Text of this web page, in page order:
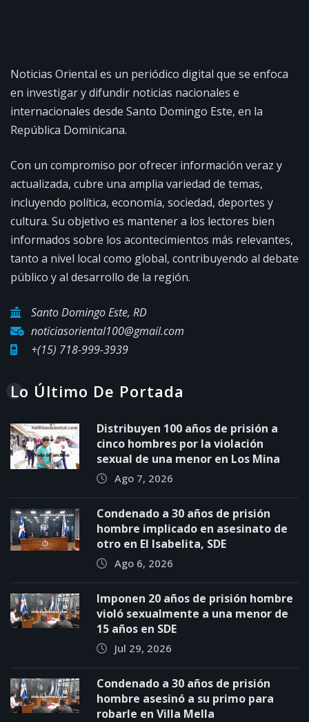
Noticias Oriental es un periódico digital que se enfoca
en investigar y difundir noticias nacionales e
internacionales desde Santo Domingo Este, en la
República Dominicana.
Con un compromiso por ofrecer información veraz y
actualizada, cubre una amplia variedad de temas,
incluyendo política, economía, sociedad, deportes y
cultura. Su objetivo es mantener a los lectores bien
informados sobre los acontecimientos más relevantes,
tanto a nivel local como global, contribuyendo al debate
público y al desarrollo de la región.
Santo Domingo Este, RD
noticiasoriental100@gmail.com
+(15) 718-999-3939
Lo Último De Portada
Distribuyen 100 años de prisión a
cinco hombres por la violación
sexual de una menor en Los Mina
Ago 7, 2026
Condenado a 30 años de prisión
hombre implicado en asesinato de
otro en El Isabelita, SDE
Ago 6, 2026
Imponen 20 años de prisión hombre
violó sexualmente a una menor de
15 años en SDE
Jul 29, 2026
Condenado a 30 años de prisión
hombre asesinó a su primo para
robarle en Villa Mella